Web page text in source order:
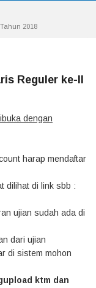
2018
Reguler ke-II
dengan
harap mendaftar
dilihat di link sbb :
ujian sudah ada di
dari ujian
di sistem mohon
ktm dan